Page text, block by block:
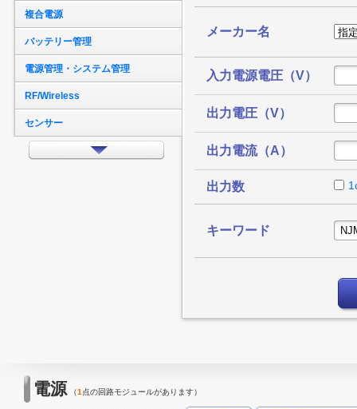
複合電源
バッテリー管理
電源管理・システム管理
RF/Wireless
センサー
インターフェイス
アンプ
メーカー名
入力電源電圧（V）
出力電圧（V）
出力電流（A）
出力数
キーワード
電源（1点の回路モジュールがあります）